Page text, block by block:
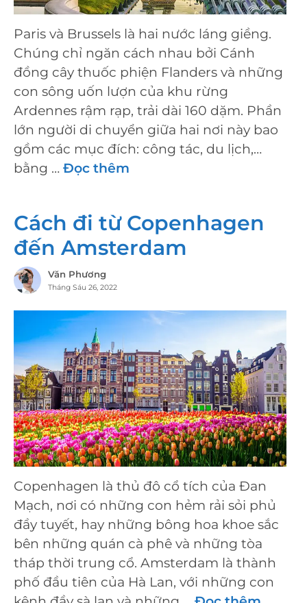
Paris và Brussels là hai nước láng giềng.
Chúng chỉ ngăn cách nhau bởi Cánh
đồng cây thuốc phiện Flanders và những
con sông uốn lượn của khu rừng
Ardennes rậm rạp, trải dài 160 dặm. Phần
lớn người di chuyển giữa hai nơi này bao
gồm các mục đích: công tác, du lịch,…
bằng … Đọc thêm
Cách đi từ Copenhagen
đến Amsterdam
Văn Phương
Tháng Sáu 26, 2022
Copenhagen là thủ đô cổ tích của Đan
Mạch, nơi có những con hẻm rải sỏi phủ
đầy tuyết, hay những bông hoa khoe sắc
bên những quán cà phê và những tòa
tháp thời trung cổ. Amsterdam là thành
phố đầu tiên của Hà Lan, với những con